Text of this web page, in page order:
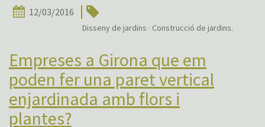
12/03/2016
Disseny de jardins · Construcció de jardins.
Empreses a Girona que em
poden fer una paret vertical
enjardinada amb flors i
plantes?